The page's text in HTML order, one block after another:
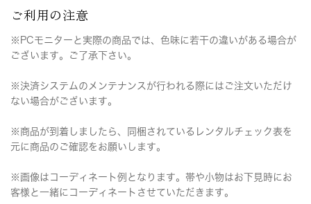
ご利用の注意
※PCモニターと実際の商品では、色味に若干の違いがある場合が
ございます。ご了承下さい。
※決済システムのメンテナンスが行われる際にはご注文いただけ
ない場合がございます。
※商品が到着しましたら、同梱されているレンタルチェック表を
元に商品のご確認をお願いします。
※画像はコーディネート例となります。帯や小物はお下見時にお
客様と一緒にコーディネートさせていただきます。